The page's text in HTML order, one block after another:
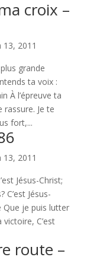
croix –
13, 2011
grande
ta voix :
À l’épreuve ta
Je te
fort,...
13, 2011
Jésus-Christ;
Jésus-
Que je puis lutter
C’est
route –